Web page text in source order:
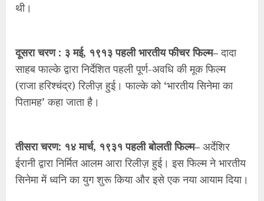
थी।
दूसरा चरण : ३ मई, १९१३ पहली भारतीय फीचर फिल्म–दादा
साहब फाल्के द्वारा निर्देशित पहली पूर्ण-अवधि की मूक फिल्म
(राजा हरिश्चंद्र) रिलीज़ हुई। फाल्के को ‘भारतीय सिनेमा का
पितामह’ कहा जाता है।
तीसरा चरण: १४ मार्च, १९३१ पहली बोलती फिल्म– अर्देशिर
ईरानी द्वारा निर्मित आलम आरा रिलीज़ हुई। इस फिल्म ने भारतीय
सिनेमा में ध्वनि का युग शुरू किया और इसे एक नया आयाम दिया।